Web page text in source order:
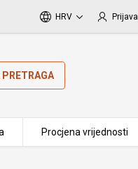
HRV Prijava
PRETRAGA
Procjena vrijednosti